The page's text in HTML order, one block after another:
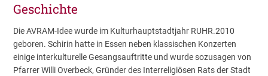
Geschichte
Die AVRAM-Idee wurde im Kulturhauptstadtjahr RUHR.2010
geboren. Schirin hatte in Essen neben klassischen Konzerten
einige interkulturelle Gesangsauftritte und wurde sozusagen von
Pfarrer Willi Overbeck, Gründer des Interreligiösen Rats der Stadt